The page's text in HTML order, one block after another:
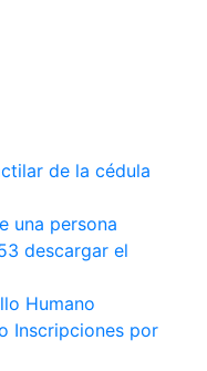
de la cédula
una persona
descargar el
Humano
Inscripciones por